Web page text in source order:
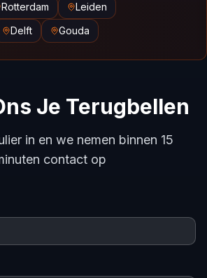
Rotterdam
Leiden
Delft Gouda
Je Terugbellen
in en we nemen binnen 15
contact op